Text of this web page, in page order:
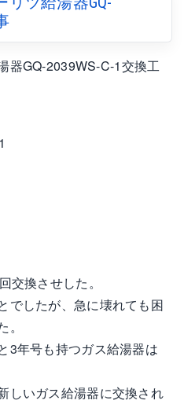
器GQ-2039WS-C-1交換工
交換させした。
でしたが、急に壊れても困
3年号も持つガス給湯器は
しいガス給湯器に交換され